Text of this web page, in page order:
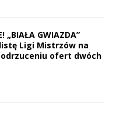
„BIAŁA GWIAZDA”
Ligi Mistrzów na
ofert dwóch